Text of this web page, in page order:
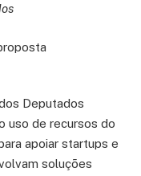
Deputados
uso de recursos do
apoiar startups e
soluções